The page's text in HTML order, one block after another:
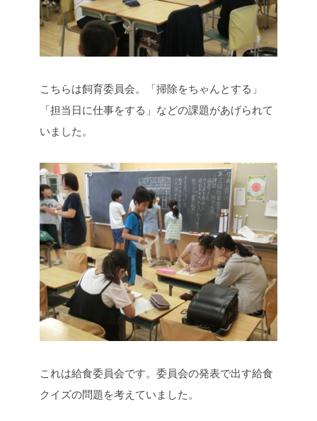
こちらは飼育委員会。「掃除をちゃんとする」
「担当日に仕事をする」などの課題があげられて
いました。
これは給食委員会です。委員会の発表で出す給食
クイズの問題を考えていました。